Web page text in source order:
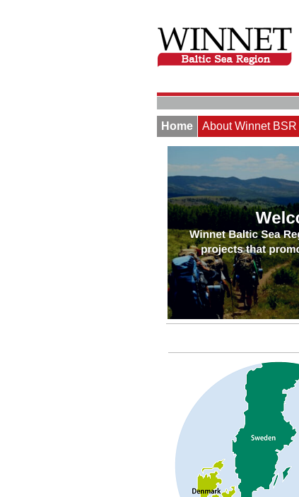
Home About Winnet BSR